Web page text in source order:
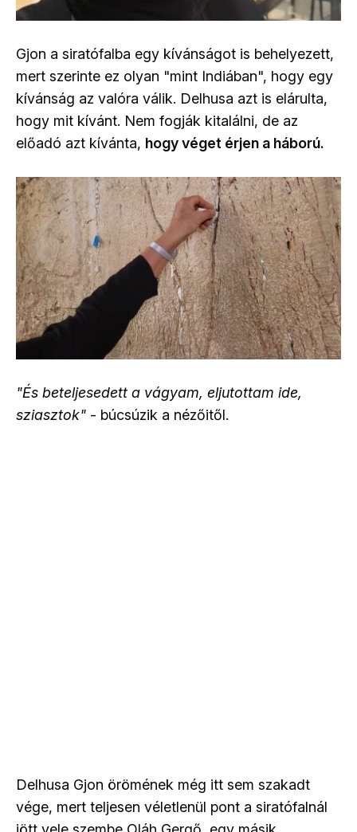
Gjon a siratófalba egy kívánságot is behelyezett,
mert szerinte ez olyan "mint Indiában", hogy egy
kívánság az valóra válik. Delhusa azt is elárulta,
hogy mit kívánt. Nem fogják kitalálni, de az
előadó azt kívánta, hogy véget érjen a háború.
"És beteljesedett a vágyam, eljutottam ide,
sziasztok" - búcsúzik a nézőitől.
Delhusa Gjon örömének még itt sem szakadt
vége, mert teljesen véletlenül pont a siratófalnál